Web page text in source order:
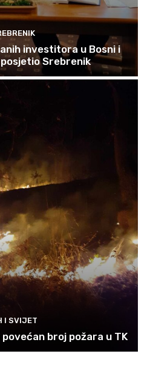
investitora u Bosni i
Srebrenik
I SVIJET
broj požara u TK